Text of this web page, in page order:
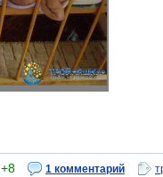
+8 1 комментарий